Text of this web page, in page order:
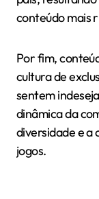
conteúdo mais
Por fim,
cultura de
sentem
dinâmica da
diversidade e a
jogos.